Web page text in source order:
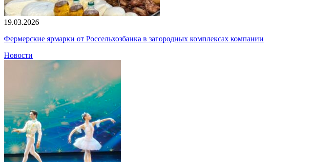
19.03.2026
Фермерские ярмарки от Россельхозбанка в загородных комплексах компании
Новости